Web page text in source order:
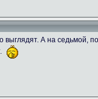
Kb.
134.03
А на седьмой,